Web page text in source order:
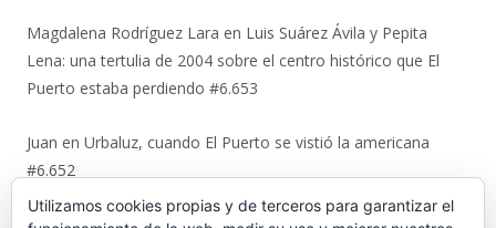
Magdalena Rodríguez Lara en Luis Suárez Ávila y Pepita
Lena: una tertulia de 2004 sobre el centro histórico que El
Puerto estaba perdiendo #6.653
Juan en Urbaluz, cuando El Puerto se vistió la americana
#6.652
Utilizamos cookies propias y de terceros para garantizar el